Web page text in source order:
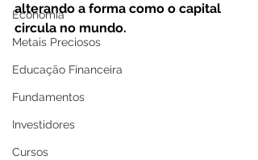
Economia
Metais Preciosos
Educação Financeira
Fundamentos
Investidores
Cursos
alterando a forma como o capital
circula no mundo.